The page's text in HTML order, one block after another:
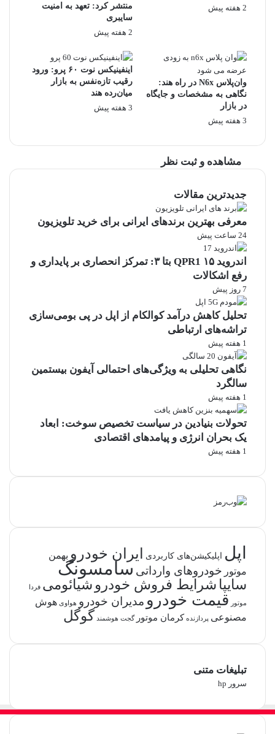
منتشر کرد: تعهد به امنیت
سایبری
2 هفته پیش
2 هفته پیش
اینفینیکس نوت ۶۰ پرو: ورود
رقیب تازه‌نفس به بازار
میان‌رده هند
3 هفته پیش
وان‌پلاس N6x در راه هند:
نگاهی به مشخصات و جایگاه
در بازار
3 هفته پیش
مشاهده و ثبت نظر
جدیدترین مقالات
معرفی بهترین برندهای ایرانی برای خرید تلویزیون
24 ساعت پیش
اندروید ۱۵ QPR1 بتا ۳: تمرکز انحصاری بر پایداری و
رفع اشکالات
7 روز پیش
تحلیل کاهش درآمد کوالکام از اپل در پی بومی‌سازی
تراشه‌های ارتباطی
1 هفته پیش
نگاهی تحلیلی به ویژگی‌های احتمالی آیفون بیستمین
سالگرد
1 هفته پیش
تحولات بنیادین در سیاست تخصیص سوخت: ابعاد
یک بحران انرژی و پیامدهای اقتصادی
1 هفته پیش
اپل اپلیکیشن‌های کاربردی ایران خودرو بهمن
موتور خودروهای وارداتی سامسونگ
سایپا شرایط فروش خودرو شیائومی فردا
موتور قیمت خودرو مدیران خودرو هواوی هوش
مصنوعی پردازنده کرمان موتور گجت هوشمند گوگل
تبلیغات متنی
سرور hp